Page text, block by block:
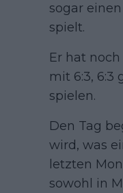
sogar
spielt.
Er hat
mit 6:3, 6:3
spielen.
Den Tag
wird, was
letzten
sowohl in